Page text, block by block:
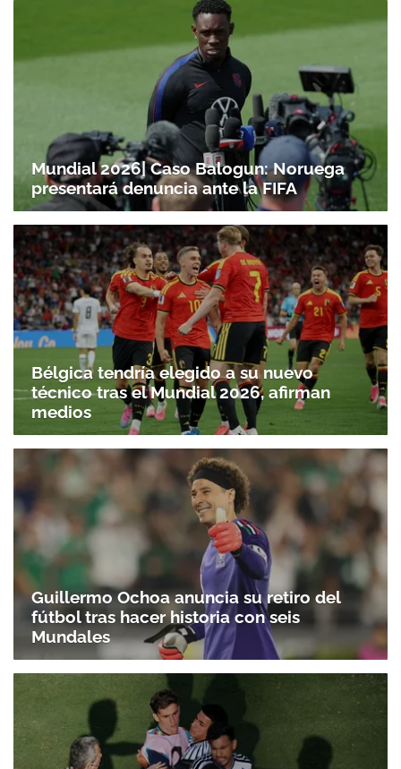
Gracias por suscribirte a nuestro boletín.
ACEPTAR
Mundial 2026| Caso Balogun: Noruega
presentará denuncia ante la FIFA
Bélgica tendría elegido a su nuevo
técnico tras el Mundial 2026, afirman
medios
Guillermo Ochoa anuncia su retiro del
fútbol tras hacer historia con seis
Mundales